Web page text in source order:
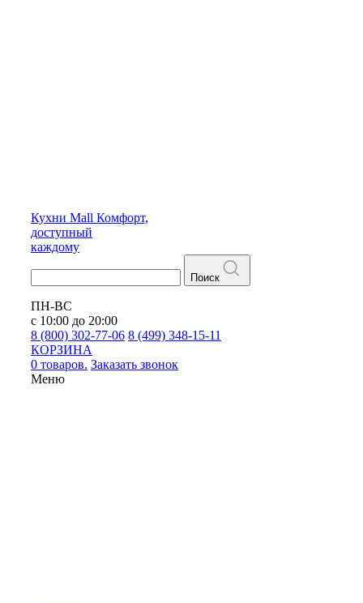
Кухни Mall Комфорт,
доступный
каждому
Поиск
ПН-ВС
с 10:00 до 20:00
8 (800) 302-77-06 8 (499) 348-15-11
КОРЗИНА
0 товаров. Заказать звонок
Меню